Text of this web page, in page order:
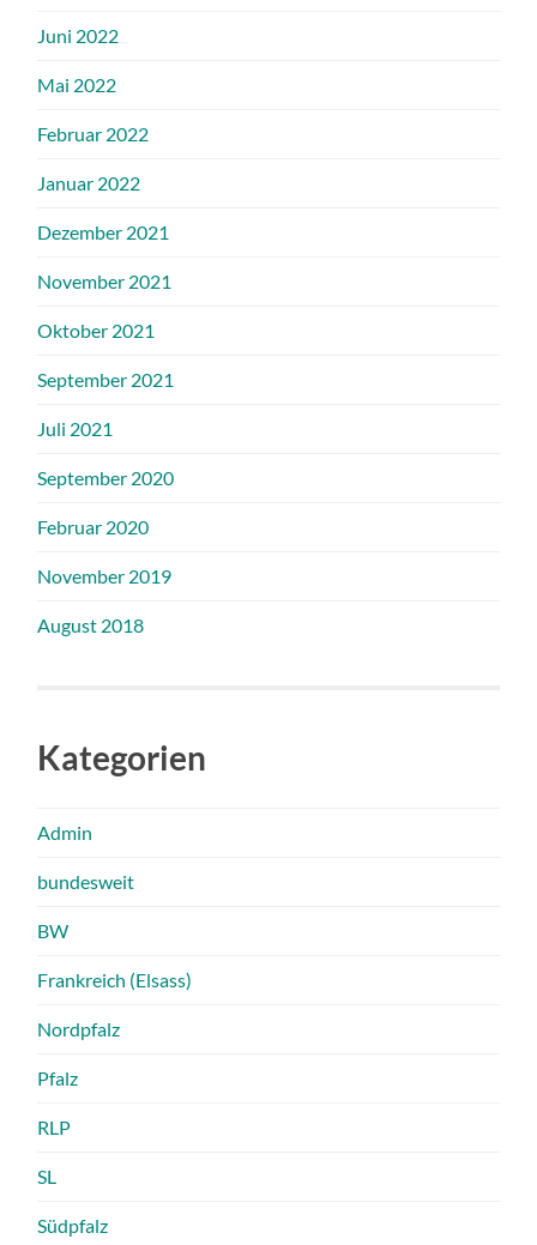
Juni 2022
Mai 2022
Februar 2022
Januar 2022
Dezember 2021
November 2021
Oktober 2021
September 2021
Juli 2021
September 2020
Februar 2020
November 2019
August 2018
Kategorien
Admin
bundesweit
BW
Frankreich (Elsass)
Nordpfalz
Pfalz
RLP
SL
Südpfalz